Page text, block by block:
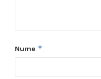
Nume *